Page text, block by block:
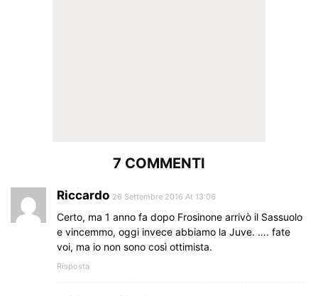
7 COMMENTI
Riccardo 26 Settembre 2016 At 13:06
Certo, ma 1 anno fa dopo Frosinone arrivò il Sassuolo
e vincemmo, oggi invece abbiamo la Juve. …. fate
voi, ma io non sono così ottimista.
Risposta